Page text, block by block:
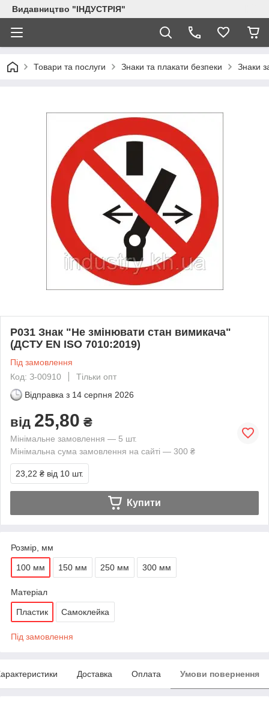
Видавництво "ІНДУСТРІЯ"
Товари та послуги Знаки та плакати безпеки Знаки
P031 Знак "Не змінювати стан вимикача"
(ДСТУ EN ISO 7010:2019)
Під замовлення
Код: З-00910
Тільки опт
Відправка з 14 серпня 2026
від 25,80 ₴
Мінімальне замовлення — 5 шт.
Мінімальна сума замовлення на сайті — 300 ₴
23,22 ₴ від 10 шт.
Купити
Розмір, мм
100 мм 150 мм 250 мм 300 мм
Матеріал
Пластик Самоклейка
Під замовлення
Доставка Оплата Умови повернення